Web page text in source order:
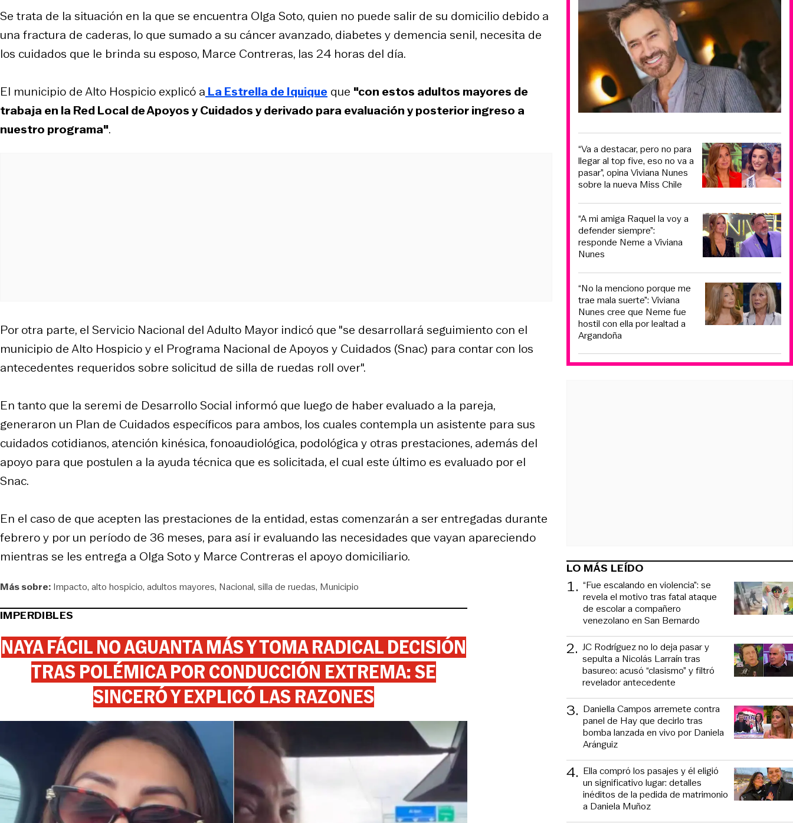
Se trata de la situación en la que se encuentra Olga Soto, quien no puede salir de su domicilio debido a
una fractura de caderas, lo que sumado a su cáncer avanzado, diabetes y demencia senil, necesita de
los cuidados que le brinda su esposo, Marce Contreras, las 24 horas del día.
El municipio de Alto Hospicio explicó a La Estrella de Iquique que "con estos adultos mayores de
trabaja en la Red Local de Apoyos y Cuidados y derivado para evaluación y posterior ingreso a
nuestro programa".
Por otra parte, el Servicio Nacional del Adulto Mayor indicó que "se desarrollará seguimiento con el
municipio de Alto Hospicio y el Programa Nacional de Apoyos y Cuidados (Snac) para contar con los
antecedentes requeridos sobre solicitud de silla de ruedas roll over".
En tanto que la seremi de Desarrollo Social informó que luego de haber evaluado a la pareja,
generaron un Plan de Cuidados específicos para ambos, los cuales contempla un asistente para sus
cuidados cotidianos, atención kinésica, fonoaudiológica, podológica y otras prestaciones, además del
apoyo para que postulen a la ayuda técnica que es solicitada, el cual este último es evaluado por el
Snac.
En el caso de que acepten las prestaciones de la entidad, estas comenzarán a ser entregadas durante
febrero y por un período de 36 meses, para así ir evaluando las necesidades que vayan apareciendo
mientras se les entrega a Olga Soto y Marce Contreras el apoyo domiciliario.
Más sobre: Impacto alto hospicio adultos mayores Nacional silla de ruedas Municipio
IMPERDIBLES
NAYA FÁCIL NO AGUANTA MÁS Y TOMA RADICAL DECISIÓN
TRAS POLÉMICA POR CONDUCCIÓN EXTREMA: SE
SINCERÓ Y EXPLICÓ LAS RAZONES
“Va a destacar, pero no para
llegar al top five, eso no va a
pasar”, opina Viviana Nunes
sobre la nueva Miss Chile
“A mi amiga Raquel la voy a
defender siempre”:
responde Neme a Viviana
Nunes
“No la menciono porque me
trae mala suerte”: Viviana
Nunes cree que Neme fue
hostil con ella por lealtad a
Argandoña
LO MÁS LEÍDO
1. “Fue escalando en violencia”: se
revela el motivo tras fatal ataque
de escolar a compañero
venezolano en San Bernardo
2. JC Rodríguez no lo deja pasar y
sepulta a Nicolás Larraín tras
basureo: acusó “clasismo” y filtró
revelador antecedente
3. Daniella Campos arremete contra
panel de Hay que decirlo tras
bomba lanzada en vivo por Daniela
Aránguiz
4. Ella compró los pasajes y él eligió
un significativo lugar: detalles
inéditos de la pedida de matrimonio
a Daniela Muñoz